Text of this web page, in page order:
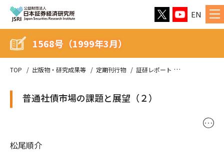
EN
TOP 出版物・研究成果等 定期刊行物 証研レポート
1568号（1999年3月）
普通社債市場の課題と展望（２）
･･･
松尾順介